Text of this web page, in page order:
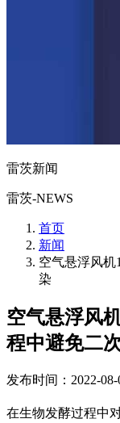
雷茨新闻
雷茨-NEWS
首页
新闻
空气悬浮风机​
染
空气悬浮风
程中避免二
发布时间：2022-08-
在生物发酵过程中